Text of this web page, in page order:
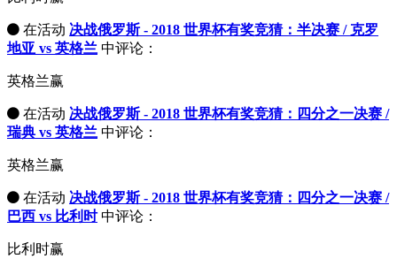
在活动 决战俄罗斯 - 2018 世界杯有奖竞猜：半决赛 / 克罗
地亚 vs 英格兰 中评论：
英格兰赢
在活动 决战俄罗斯 - 2018 世界杯有奖竞猜：四分之一决赛 /
瑞典 vs 英格兰 中评论：
英格兰赢
在活动 决战俄罗斯 - 2018 世界杯有奖竞猜：四分之一决赛 /
巴西 vs 比利时中评论：
比利时赢